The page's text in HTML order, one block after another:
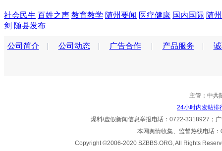
社会民生 百姓之声 教育教学 随州要闻 医疗健康 国内国际 随
剑 随县发布
公司简介 | 公司动态| 广告合作| 产品服务 |
主管：中
24小时内发帖排
爆料/虚假新闻信息举报电话：0722-3318927；
本网舆情收集、监督热线电话
Copyright ©2006-2020 SZBBS.ORG, All Rights